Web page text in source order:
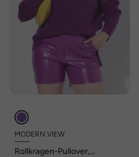
MODERN VIEW
Rollkragen-Pullover,